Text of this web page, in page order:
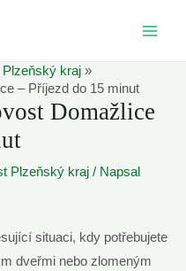
kraj
– Příjezd do 15 minut
Domažlice
Plzeňský kraj / Napsal
situaci, kdy potřebujete
dveřmi nebo zlomeným